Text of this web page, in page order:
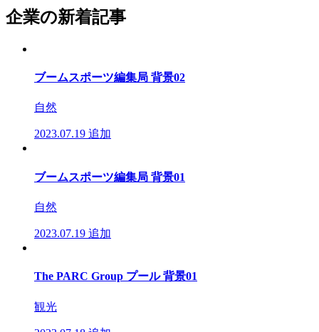
企業の新着記事
ブームスポーツ編集局 背景02
自然
2023.07.19 追加
ブームスポーツ編集局 背景01
自然
2023.07.19 追加
The PARC Group プール 背景01
観光